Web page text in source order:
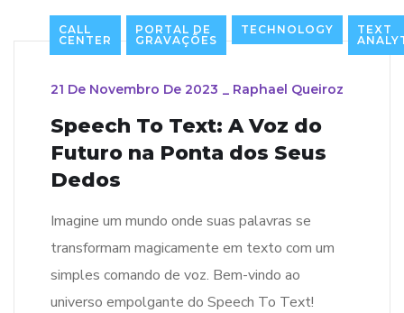
CALL
CENTER
PORTAL DE
GRAVAÇÕES
TECHNOLOGY
TEXT
21 De Novembro De 2023 Raphael Queiroz
Speech To Text: A Voz do
Futuro na Ponta dos Seus
Dedos
Imagine um mundo onde suas palavras se
transformam magicamente em texto com um
simples comando de voz. Bem-vindo ao
universo empolgante do Speech To Text!